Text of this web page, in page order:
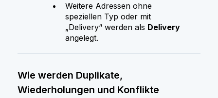
Weitere Adressen ohne
speziellen Typ oder mit
„Delivery“ werden als Delivery
angelegt.
Wie werden Duplikate,
Wiederholungen und Konflikte